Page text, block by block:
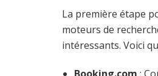
La première étape
moteurs de
intéressants. Voici
Booking.com :